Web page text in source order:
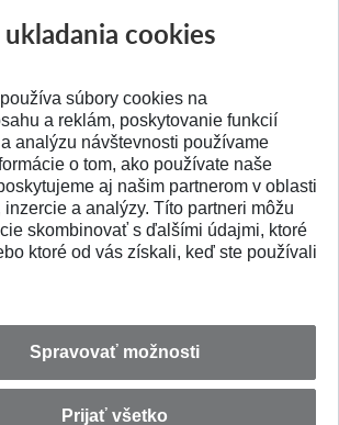
Pridané 07.07.2026
SPÄŤ NA VRCH
cookies
súbory cookies na
a reklám, poskytovanie funkcií
analýzu návštevnosti používame
o tom, ako používate naše
aj našim partnerom v oblasti
a analýzy. Títo partneri môžu
skombinovať s ďalšími údajmi, ktoré
ktoré od vás získali, keď ste používali
Spravovať možnosti
Prijať všetko